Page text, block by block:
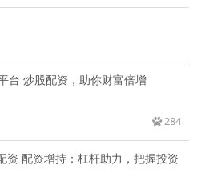
台 炒股配资，助你财富倍增
284
资 配资增持：杠杆助力，把握投资